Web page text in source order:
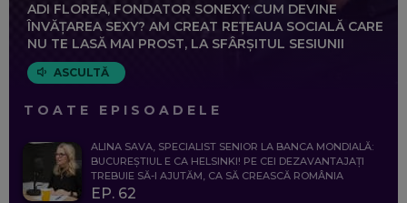
ADI FLOREA, FONDATOR SONEXY: CUM DEVINE
ÎNVĂȚAREA SEXY? AM CREAT REȚEAUA SOCIALĂ CARE
NU TE LASĂ MAI PROST, LA SFÂRȘITUL SESIUNII
ASCULTĂ
TOATE EPISOADELE
ALINA SAVA, SPECIALIST SENIOR LA BANCA MONDIALĂ:
BUCUREȘTIUL E CA HELSINKI! PE CEI DEZAVANTAJAȚI
TREBUIE SĂ-I AJUTĂM, CA SĂ CREASCĂ ROMÂNIA
EP. 62